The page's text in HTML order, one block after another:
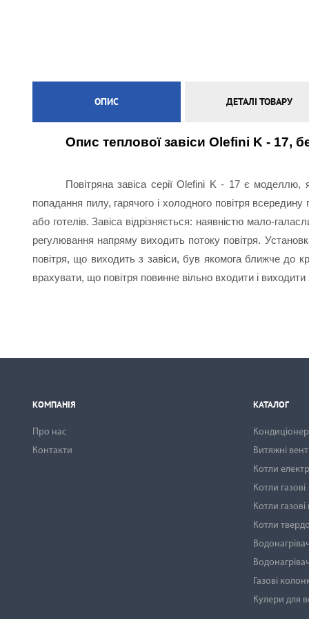
ОПИС ДЕТАЛІ ТОВАРУ
Опис теплової завіси Olefini K - 17,
Повітряна завіса серії Olefini K - 17 є моделлю,
попадання пилу, гарячого і холодного повітря
або готелів. Завіса відрізняється: наявністю мало-
регулювання напряму виходить потоку повітря.
повітря, що виходить з завіси, був якомога ближче до
врахувати, що повітря повинне вільно входити і виходити
КОМПАНІЯ
Про нас
Контакти
КАТАЛОГ
Витяжні
Котли
Котли газові
Котли
Котли
Газові
Кулери для